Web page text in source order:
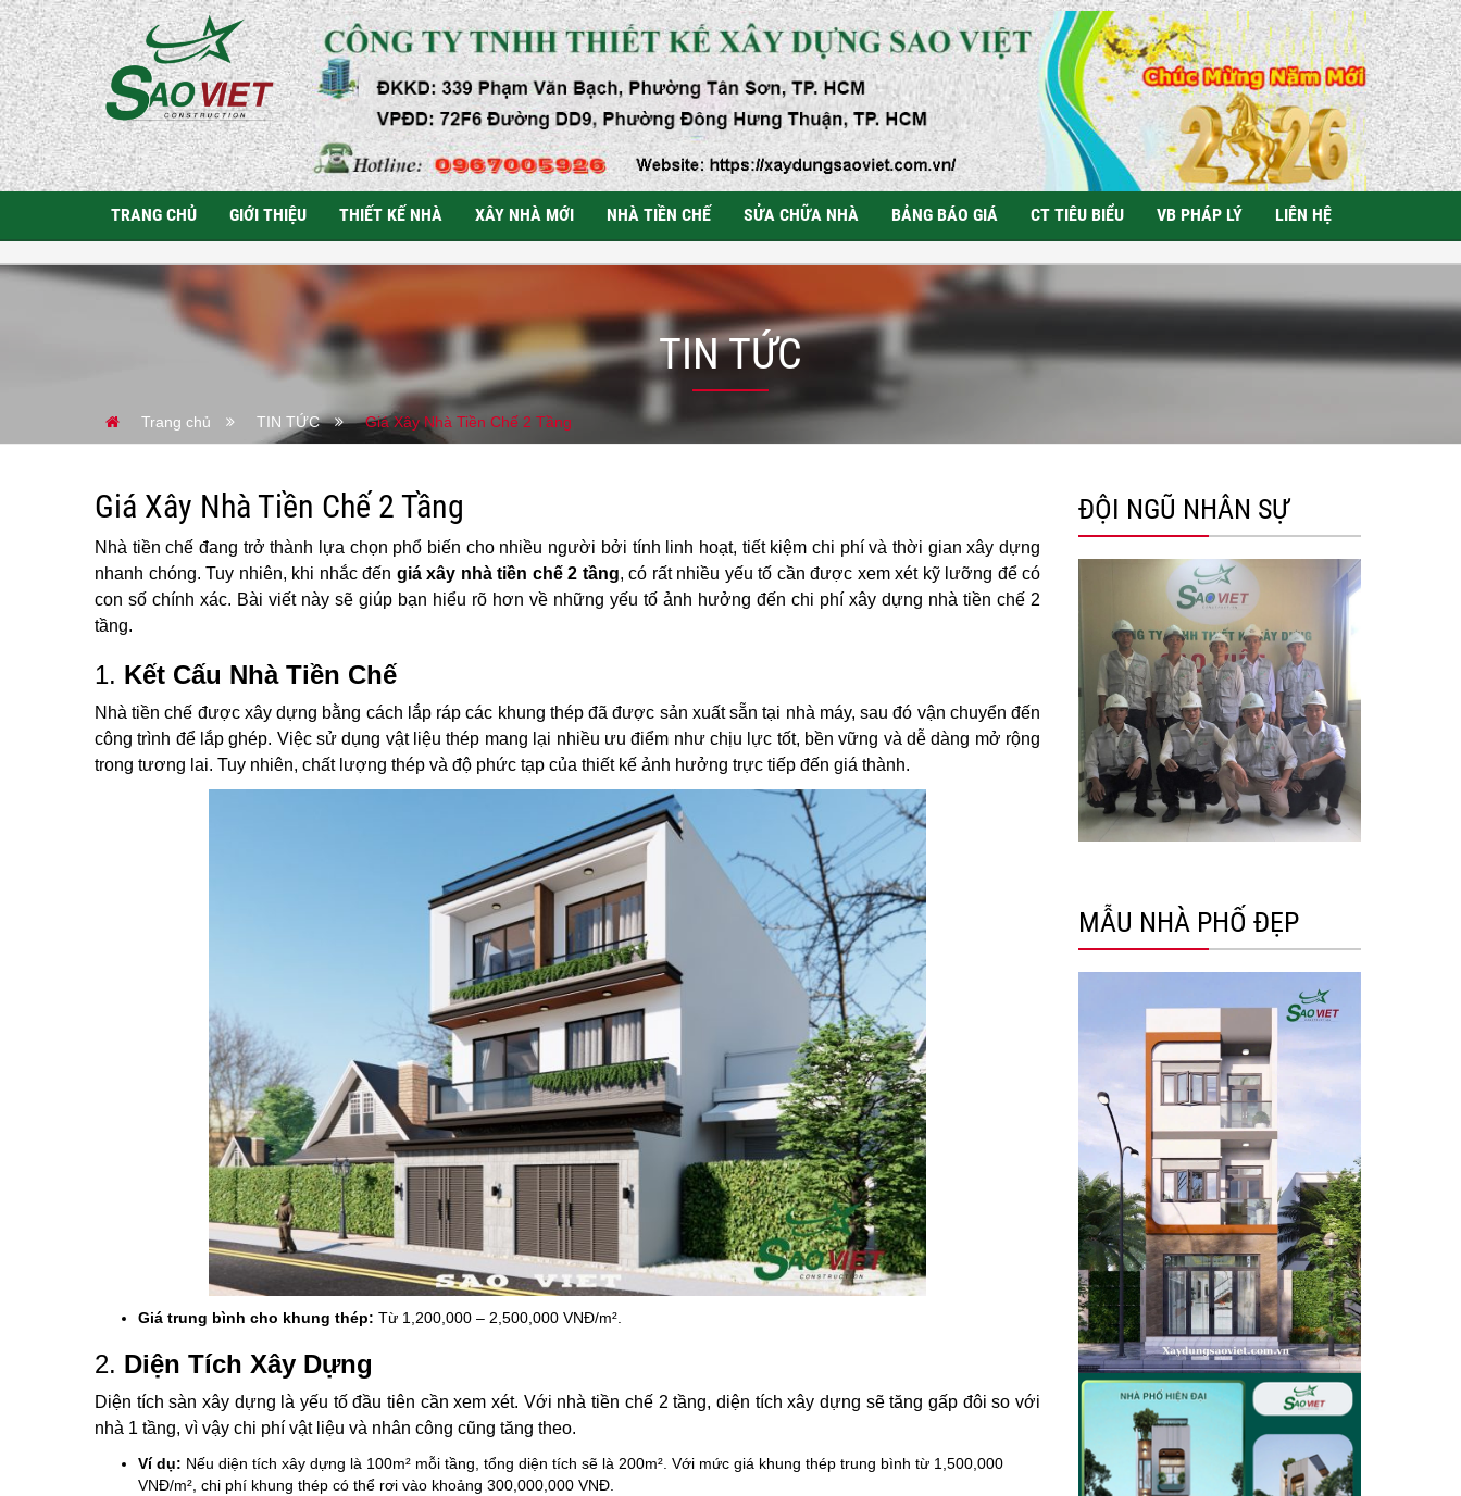
TRANG CHỦ GIỚI THIỆU THIẾT KẾ NHÀ XÂY NHÀ MỚI NHÀ TIỀN CHẾ SỬA CHỮA NHÀ BẢNG BÁO GIÁ CT TIÊU BIỂU VB PHÁP LÝ LIÊN HỆ
TIN TỨC
Trang chủ TIN TỨC Giá Xây Nhà Tiền Chế 2 Tầng
Giá Xây Nhà Tiền Chế 2 Tầng
Nhà tiền chế đang trở thành lựa chọn phổ biến cho nhiều người bởi tính linh hoạt, tiết kiệm chi phí và thời gian xây dựng
nhanh chóng. Tuy nhiên, khi nhắc đến giá xây nhà tiền chế 2 tầng, có rất nhiều yếu tố cần được xem xét kỹ lưỡng để có
con số chính xác. Bài viết này sẽ giúp bạn hiểu rõ hơn về những yếu tố ảnh hưởng đến chi phí xây dựng nhà tiền chế 2
tầng.
1. Kết Cấu Nhà Tiền Chế
Nhà tiền chế được xây dựng bằng cách lắp ráp các khung thép đã được sản xuất sẵn tại nhà máy, sau đó vận chuyển đến
công trình để lắp ghép. Việc sử dụng vật liệu thép mang lại nhiều ưu điểm như chịu lực tốt, bền vững và dễ dàng mở rộng
trong tương lai. Tuy nhiên, chất lượng thép và độ phức tạp của thiết kế ảnh hưởng trực tiếp đến giá thành.
Giá trung bình cho khung thép: Từ 1,200,000 – 2,500,000 VNĐ/m².
2. Diện Tích Xây Dựng
Diện tích sàn xây dựng là yếu tố đầu tiên cần xem xét. Với nhà tiền chế 2 tầng, diện tích xây dựng sẽ tăng gấp đôi so với
nhà 1 tầng, vì vậy chi phí vật liệu và nhân công cũng tăng theo.
Ví dụ: Nếu diện tích xây dựng là 100m² mỗi tầng, tổng diện tích sẽ là 200m². Với mức giá khung thép trung bình từ 1,500,000
VNĐ/m², chi phí khung thép có thể rơi vào khoảng 300,000,000 VNĐ.
ĐỘI NGŨ NHÂN SỰ
MẪU NHÀ PHỐ ĐẸP